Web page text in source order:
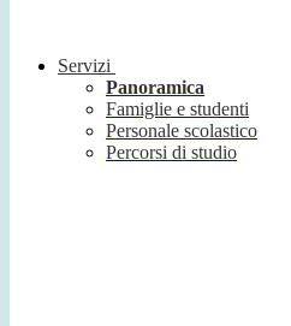
Servizi
Panoramica
Famiglie e studenti
Personale scolastico
Percorsi di studio